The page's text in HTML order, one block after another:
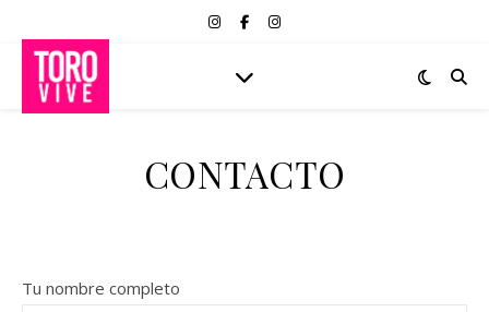
CONTACTO
Tu nombre completo